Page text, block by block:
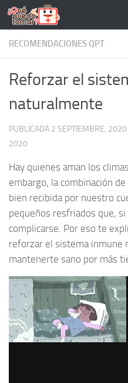
Saltar al contenido
RECOMENDACIONES QPT
Reforzar el
naturalmente
PUBLICADA 2 SEPTIEMBRE, 2020
2020
Hay quienes aman los
embargo, la combinación
bien recibida por nuestro
pequeños resfriados que, si
complicarse. Por eso te
reforzar el sistema inmune
mantenerte sano por más